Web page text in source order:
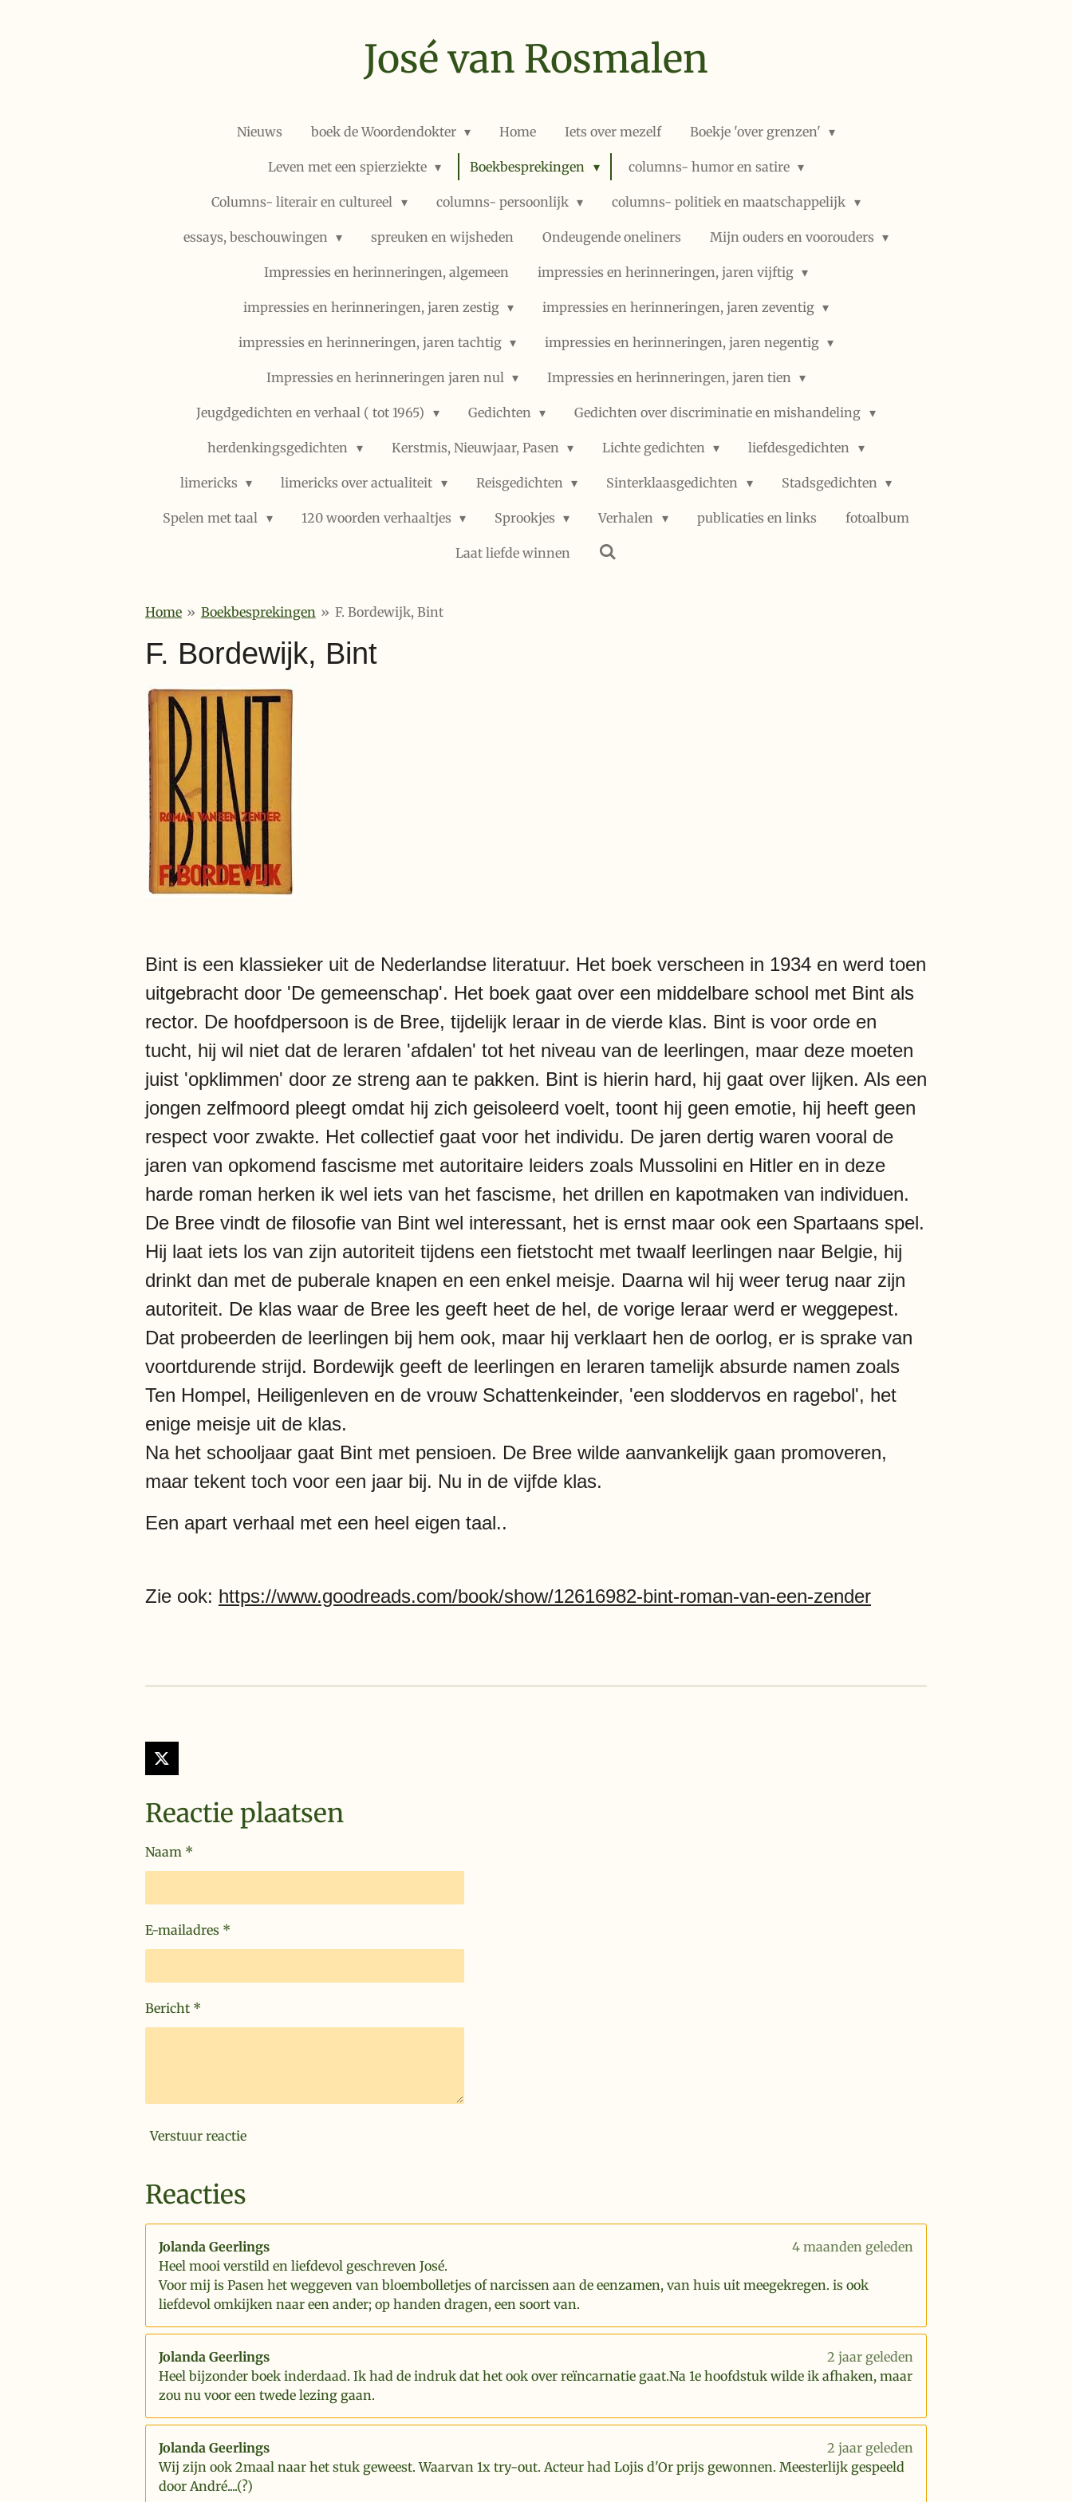
José van Rosmalen
Nieuws boek de Woordendokter Home Iets over mezelf Boekje 'over grenzen'
Leven met een spierziekte Boekbesprekingen columns- humor en satire
Columns- literair en cultureel columns- persoonlijk columns- politiek en maatschappelijk
essays, beschouwingen spreuken en wijsheden Ondeugende oneliners Mijn ouders en voorouders
Impressies en herinneringen, algemeen impressies en herinneringen, jaren vijftig
impressies en herinneringen, jaren zestig impressies en herinneringen, jaren zeventig
impressies en herinneringen, jaren tachtig impressies en herinneringen, jaren negentig
Impressies en herinneringen jaren nul Impressies en herinneringen, jaren tien
Jeugdgedichten en verhaal ( tot 1965) Gedichten Gedichten over discriminatie en mishandeling
herdenkingsgedichten Kerstmis, Nieuwjaar, Pasen Lichte gedichten liefdesgedichten
limericks limericks over actualiteit Reisgedichten Sinterklaasgedichten Stadsgedichten
Spelen met taal 120 woorden verhaaltjes Sprookjes Verhalen publicaties en links fotoalbum
Laat liefde winnen
Home » Boekbesprekingen » F. Bordewijk, Bint
F. Bordewijk, Bint
Bint is een klassieker uit de Nederlandse literatuur. Het boek verscheen in 1934 en werd toen
uitgebracht door 'De gemeenschap'. Het boek gaat over een middelbare school met Bint als
rector. De hoofdpersoon is de Bree, tijdelijk leraar in de vierde klas. Bint is voor orde en
tucht, hij wil niet dat de leraren 'afdalen' tot het niveau van de leerlingen, maar deze moeten
juist 'opklimmen' door ze streng aan te pakken. Bint is hierin hard, hij gaat over lijken. Als een
jongen zelfmoord pleegt omdat hij zich geisoleerd voelt, toont hij geen emotie, hij heeft geen
respect voor zwakte. Het collectief gaat voor het individu. De jaren dertig waren vooral de
jaren van opkomend fascisme met autoritaire leiders zoals Mussolini en Hitler en in deze
harde roman herken ik wel iets van het fascisme, het drillen en kapotmaken van individuen.
De Bree vindt de filosofie van Bint wel interessant, het is ernst maar ook een Spartaans spel.
Hij laat iets los van zijn autoriteit tijdens een fietstocht met twaalf leerlingen naar Belgie, hij
drinkt dan met de puberale knapen en een enkel meisje. Daarna wil hij weer terug naar zijn
autoriteit. De klas waar de Bree les geeft heet de hel, de vorige leraar werd er weggepest.
Dat probeerden de leerlingen bij hem ook, maar hij verklaart hen de oorlog, er is sprake van
voortdurende strijd. Bordewijk geeft de leerlingen en leraren tamelijk absurde namen zoals
Ten Hompel, Heiligenleven en de vrouw Schattenkeinder, 'een sloddervos en ragebol', het
enige meisje uit de klas.
Na het schooljaar gaat Bint met pensioen. De Bree wilde aanvankelijk gaan promoveren,
maar tekent toch voor een jaar bij. Nu in de vijfde klas.
Een apart verhaal met een heel eigen taal..
Zie ook: https://www.goodreads.com/book/show/12616982-bint-roman-van-een-zender
X
Reactie plaatsen
Naam *
E-mailadres *
Bericht *
Verstuur reactie
Reacties
Jolanda Geerlings
4 maanden geleden
Heel mooi verstild en liefdevol geschreven José.
Voor mij is Pasen het weggeven van bloembolletjes of narcissen aan de eenzamen, van huis uit meegekregen. is ook
liefdevol omkijken naar een ander; op handen dragen, een soort van.
Jolanda Geerlings
2 jaar geleden
Heel bijzonder boek inderdaad. Ik had de indruk dat het ook over reïncarnatie gaat.Na 1e hoofdstuk wilde ik afhaken, maar
zou nu voor een twede lezing gaan.
Jolanda Geerlings
2 jaar geleden
Wij zijn ook 2maal naar het stuk geweest. Waarvan 1x try-out. Acteur had Lojis d'Or prijs gewonnen. Meesterlijk gespeeld
door André....(?)